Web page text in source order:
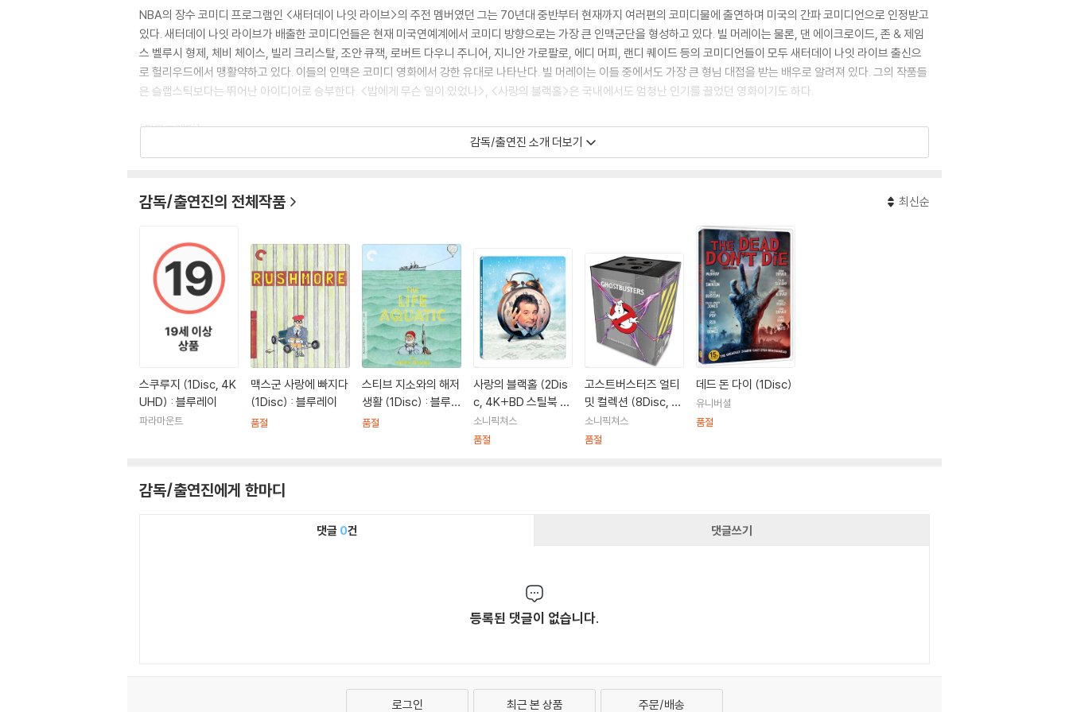
NBA의 장수 코미디 프로그램인 <새터데이 나잇 라이브>의 주전 멤버였던 그는 70년대 중반부터 현재까지 여러편의 코미디물에 출연하며 미국의 간파 코미디언으로 인정받고
있다. 새터데이 나잇 라이브가 배출한 코미디언들은 현재 미국연예계에서 코미디 방향으로는 가장 큰 인맥군단을 형성하고 있다. 빌 머레이는 물론, 댄 에이크로이드, 존 & 제임
스 벨루시 형제, 체비 체이스, 빌리 크리스탈, 조안 큐잭, 로버트 다우니 주니어, 지니안 가로팔로, 에디 머피, 랜디 퀘이드 등의 코미디언들이 모두 새터데이 나잇 라이브 출신으
로 헐리우드에서 맹활약하고 있다. 이들의 인맥은 코미디 영화에서 강한 유대로 나타난다. 빌 머레이는 이들 중에서도 가장 큰 형님 대접을 받는 배우로 알려져 있다. 그의 작품들
은 슬랩스틱보다는 뛰어난 아이디어로 승부한다. <밥에게 무슨 일이 있었나>, <사랑의 블랙홀>은 국내에서도 엄청난 인기를 끌었던 영화이기도 하다.
[필모그래피]
고스트버스터즈 (1984)|주연배우
사랑의 블랙홀 (1992)|주연배우
킹 핀(1996)|주연배우
스페이스 잼(1996)|주연배우
못말리는 첩보원(1997)|주연배우
와일드 씽(1998)|주연배우
미녀 삼총사(2000)|주연배우
커피와 담배(2003)|주연배우
사랑도 통역이 되나요(2003)|주연배우
가필드(2004)|주연배우
가필드(우리말 녹음)(2004)|주연배우
감독/출연진 소개 더보기
감독/출연진의 전체작품 최신순
스쿠루지 (1Disc, 4K
UHD) : 블루레이
파라마운트
맥스군 사랑에 빠지다
(1Disc) : 블루레이
품절
스티브 지소와의 해저
생활 (1Disc) : 블루레
이
품절
사랑의 블랙홀 (2Dis
c, 4K+BD 스틸북 한
정판) : 블루레이
소니픽쳐스
품절
고스트버스터즈 얼티
밋 컬렉션 (8Disc, 4
K UHD 초회 한정판)
: 블루레이
소니픽쳐스
품절
데드 돈 다이 (1Disc)
유니버셜
품절
감독/출연진에게 한마디
댓글 0건 댓글쓰기
등록된 댓글이 없습니다.
로그인 최근 본 상품 주문/배송